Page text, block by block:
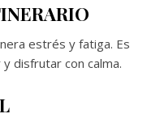
estrés y fatiga. Es
disfrutar con calma.